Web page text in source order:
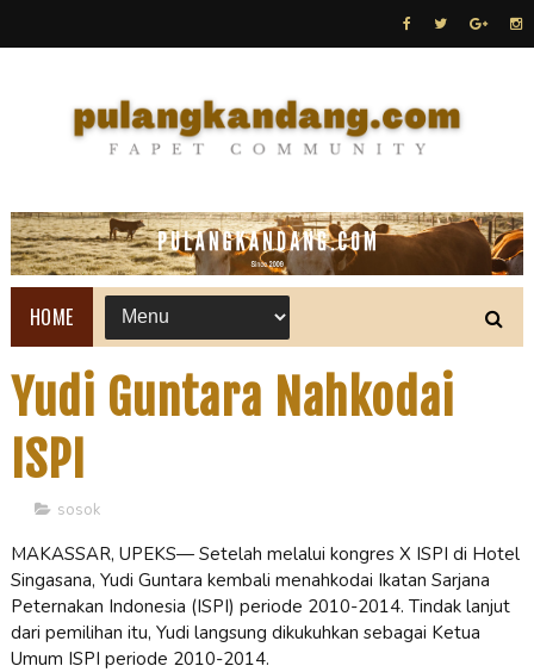
HOME
Yudi Guntara Nahkodai
ISPI
sosok
MAKASSAR, UPEKS— Setelah melalui kongres X ISPI di Hotel
Singasana, Yudi Guntara kembali menahkodai Ikatan Sarjana
Peternakan Indonesia (ISPI) periode 2010-2014. Tindak lanjut
dari pemilihan itu, Yudi langsung dikukuhkan sebagai Ketua
Umum ISPI periode 2010-2014.